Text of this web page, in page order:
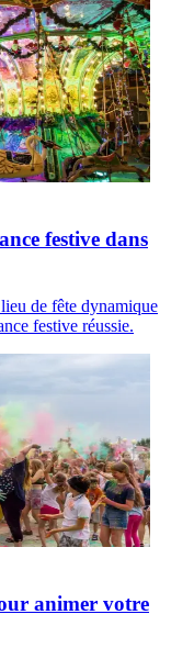
festive dans
de fête dynamique
festive réussie.
animer votre